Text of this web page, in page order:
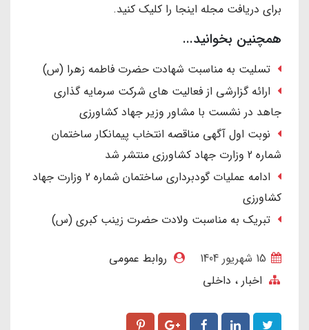
برای دریافت مجله اینجا را کلیک کنید.
همچنین بخوانید...
تسلیت به مناسبت شهادت حضرت فاطمه زهرا (س)
ارائه گزارشی از فعالیت های شرکت سرمایه گذاری
جاهد در نشست با مشاور وزیر جهاد کشاورزی
نوبت اول آگهی مناقصه انتخاب پیمانکار ساختمان
شماره 2 وزارت جهاد کشاورزی منتشر شد
ادامه عملیات گودبرداری ساختمان شماره 2 وزارت جهاد
کشاورزی
تبریک به مناسبت ولادت حضرت زینب کبری (س)
روابط عمومی
اخبار
داخلی